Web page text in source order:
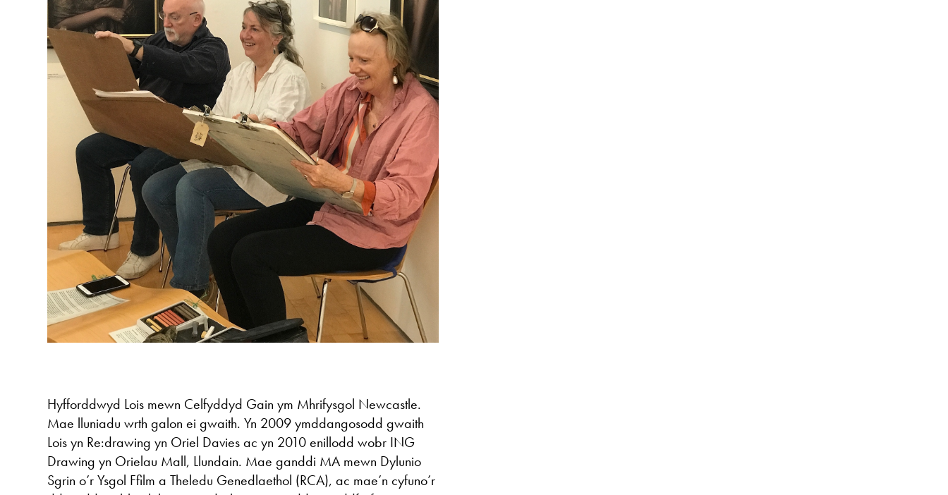
Hyfforddwyd Lois mewn Celfyddyd Gain ym Mhrifysgol Newcastle.
Mae lluniadu wrth galon ei gwaith. Yn 2009 ymddangosodd gwaith
Lois yn Re:drawing yn Oriel Davies ac yn 2010 enillodd wobr ING
Drawing yn Orielau Mall, Llundain. Mae ganddi MA mewn Dylunio
Sgrin o’r Ysgol Ffilm a Theledu Genedlaethol (RCA), ac mae’n cyfuno’r